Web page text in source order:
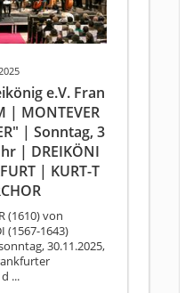
e.V. Fran
| MONTEVER
| Sonntag, 3
| DREIKÖNI
| KURT-T
(1610) von
(1567-1643)
30.11.2025,
...